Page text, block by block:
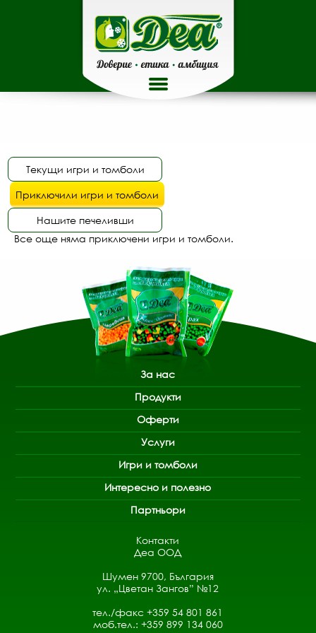
Все още няма приключени игри и томболи.
За нас
Продукти
Оферти
Услуги
Игри и томболи
Интересно и полезно
Партньори
Контакти
Деа ООД
Шумен 9700, България
ул. „Цветан Зангов” №12
тел./факс +359 54 801 861
моб.тел.: +359 899 134 060